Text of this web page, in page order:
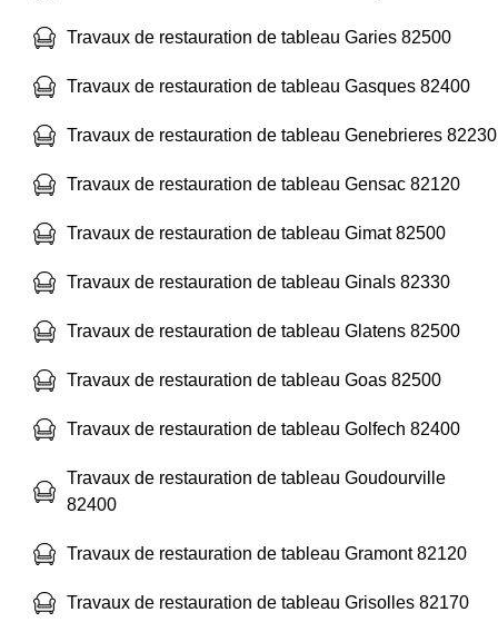
Travaux de restauration de tableau Garies 82500
Travaux de restauration de tableau Gasques 82400
Travaux de restauration de tableau Genebrieres 82230
Travaux de restauration de tableau Gensac 82120
Travaux de restauration de tableau Gimat 82500
Travaux de restauration de tableau Ginals 82330
Travaux de restauration de tableau Glatens 82500
Travaux de restauration de tableau Goas 82500
Travaux de restauration de tableau Golfech 82400
Travaux de restauration de tableau Goudourville
82400
Travaux de restauration de tableau Gramont 82120
Travaux de restauration de tableau Grisolles 82170